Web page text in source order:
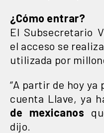
¿Cómo entrar?
El Subsecretario
el acceso se
utilizada por
“A partir de hoy
cuenta Llave, ya
de mexicanos
dijo.